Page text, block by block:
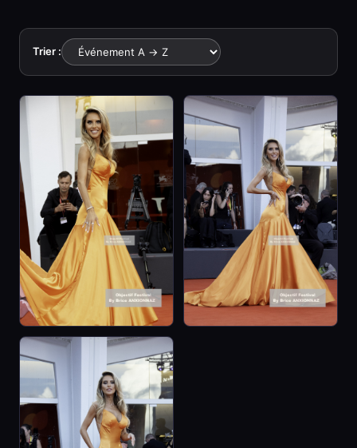
Trier :